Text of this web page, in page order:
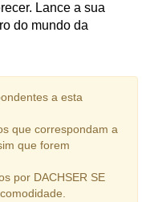
Lance a sua
do mundo da
a esta
que correspondam a
que forem
por DACHSER SE